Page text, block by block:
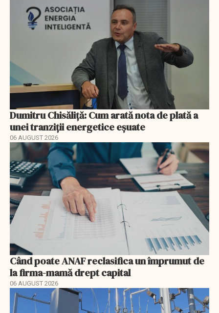
Dumitru Chisăliță: Cum arată nota de plată a
unei tranziții energetice eșuate
06 AUGUST 2026
Când poate ANAF reclasifica un împrumut de
la firma-mamă drept capital
06 AUGUST 2026